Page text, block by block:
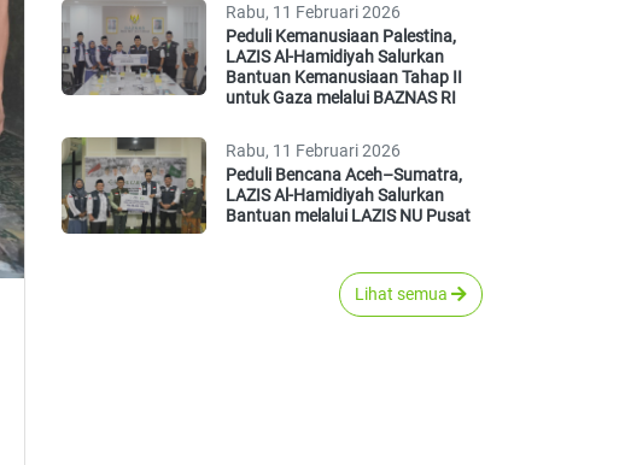
Rabu, 11 Februari 2026
Peduli Kemanusiaan Palestina,
LAZIS Al-Hamidiyah Salurkan
Bantuan Kemanusiaan Tahap II
untuk Gaza melalui BAZNAS RI
Rabu, 11 Februari 2026
Peduli Bencana Aceh–Sumatra,
LAZIS Al-Hamidiyah Salurkan
Bantuan melalui LAZIS NU Pusat
Lihat semua